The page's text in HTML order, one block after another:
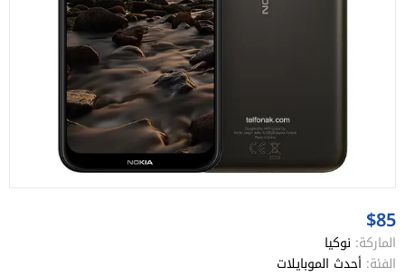
$85
الماركة: نوكيا
الفئة: أحدث الموبايلات